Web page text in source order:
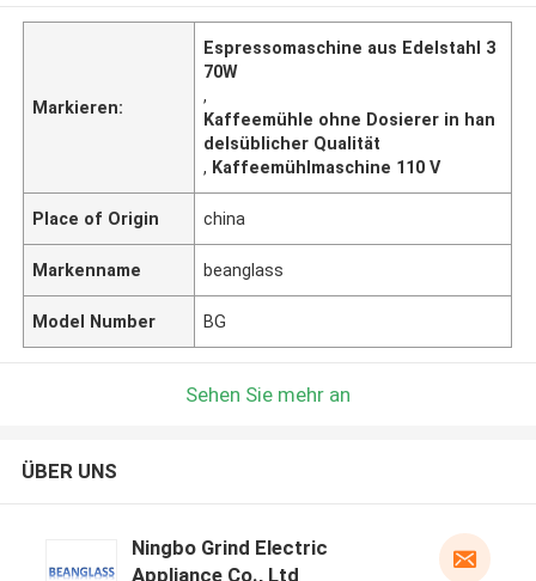
Markieren:
Espressomaschine aus Edelstahl 3
70W
,
Kaffeemühle ohne Dosierer in han
delsüblicher Qualität
, Kaffeemühlmaschine 110 V
Place of Origin china
Markenname beanglass
Model Number BG
Sehen Sie mehr an
ÜBER UNS
Ningbo Grind Electric
Appliance Co., Ltd